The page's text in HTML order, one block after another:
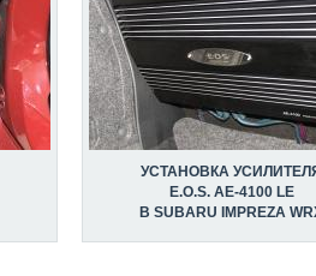
УСТАНОВКА
E.O.S. AE-4100 LE
В SUBARU IMPREZA